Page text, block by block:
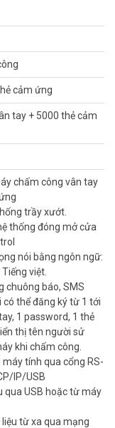
uuản lý đến
lượng bộ nhớ trong
luôn là sự lựa
xác rất cao, có thể
mini và phù hợp với
cảm ứng
tay + 5000 thẻ cảm
chấm công vân tay
trầy xướt.
thống đóng mở cửa
nói bằng ngôn ngữ:
việt.
chuông báo, SMS
thể đăng ký từ 1 tới
1 password, 1 thẻ
thị tên người sử
khi chấm công.
máy tính qua cổng RS-
IP/USB
qua USB hoặc từ máy
liệu từ xa qua mạng